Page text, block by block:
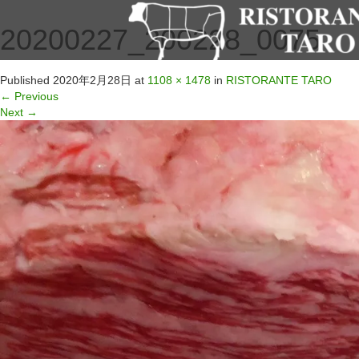
20200227_200228_0075
Published 2020年2月28日 at 1108 × 1478 in RISTORANTE TARO
← Previous
Next →